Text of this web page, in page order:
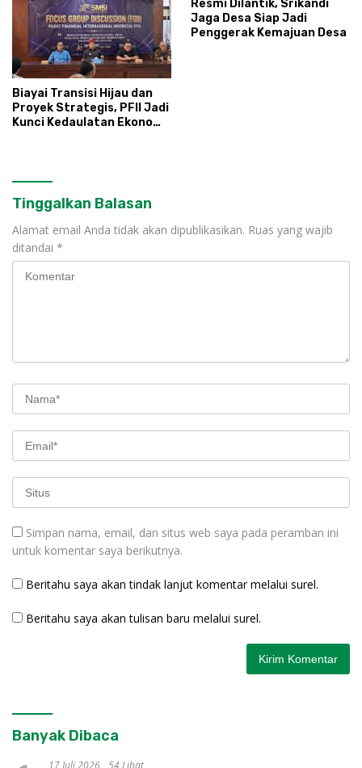
Biayai Transisi Hijau dan
Proyek Strategis, PFII Jadi
Kunci Kedaulatan Ekonomi
Resmi Dilantik, Srikandi
Jaga Desa Siap Jadi
Penggerak Kemajuan Desa
Tinggalkan Balasan
Alamat email Anda tidak akan dipublikasikan. Ruas yang wajib
ditandai *
Simpan nama, email, dan situs web saya pada peramban ini
untuk komentar saya berikutnya.
Beritahu saya akan tindak lanjut komentar melalui surel.
Beritahu saya akan tulisan baru melalui surel.
Banyak Dibaca
17 Juli 2026 54 Lihat